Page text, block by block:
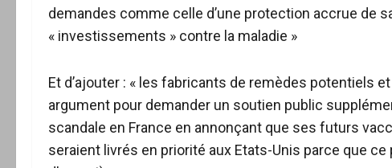
demandes comme celle d’une protection accrue de
« investissements » contre la maladie »
Et d’ajouter : « les fabricants de remèdes potentiels
argument pour demander un soutien public
scandale en France en annonçant que ses futurs
seraient livrés en priorité aux Etats-Unis parce que